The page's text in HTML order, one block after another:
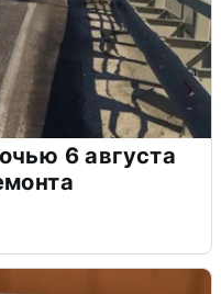
6 августа